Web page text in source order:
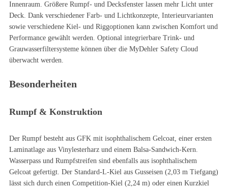
Innenraum. Größere Rumpf- und Decksfenster lassen mehr Licht unter
Deck. Dank verschiedener Farb- und Lichtkonzepte, Interieurvarianten
sowie verschiedene Kiel- und Riggoptionen kann zwischen Komfort und
Performance gewählt werden. Optional integrierbare Trink- und
Grauwasserfiltersysteme können über die MyDehler Safety Cloud
überwacht werden.
Besonderheiten
Rumpf & Konstruktion
Der Rumpf besteht aus GFK mit isophthalischem Gelcoat, einer ersten
Laminatlage aus Vinylesterharz und einem Balsa-Sandwich-Kern.
Wasserpass und Rumpfstreifen sind ebenfalls aus isophthalischem
Gelcoat gefertigt. Der Standard-L-Kiel aus Gusseisen (2,03 m Tiefgang)
lässt sich durch einen Competition-Kiel (2,24 m) oder einen Kurzkiel